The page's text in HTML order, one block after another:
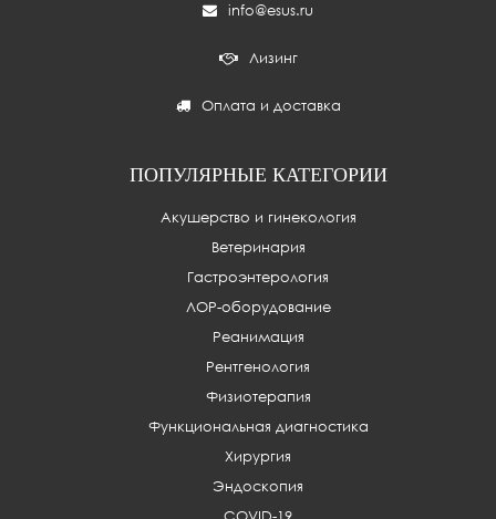
info@esus.ru
Лизинг
Оплата и доставка
ПОПУЛЯРНЫЕ КАТЕГОРИИ
Акушерство и гинекология
Ветеринария
Гастроэнтерология
ЛОР-оборудование
Реанимация
Рентгенология
Физиотерапия
Функциональная диагностика
Хирургия
Эндоскопия